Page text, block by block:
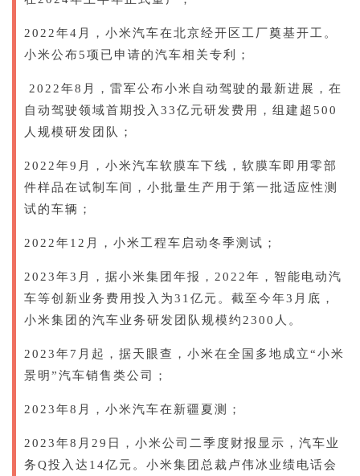
2022年4月，小米汽车在北京经开区工厂奠基开工。
小米公布5项已申请的汽车相关专利；
2022年8月，雷军公布小米自动驾驶的最新进展，在
自动驾驶领域首期投入33亿元研发费用，组建超500
人规模研发团队；
2022年9月，小米汽车软膜车下线，软膜车即用零部
件样品在试制车间，小批量生产用于第一批适应性测
试的车辆；
2022年12月，小米工程车启动冬季测试；
2023年3月，据小米集团年报，2022年，智能电动汽
车等创新业务费用投入为31亿元。截至今年3月底，
小米集团的汽车业务研发团队规模约2300人。
2023年7月起，据天眼查，小米在全国多地成立“小米
景明”汽车销售类公司；
2023年8月，小米汽车在新疆夏测；
2023年8月29日，小米公司二季度财报显示，汽车业
务Q投入达14亿元。小米集团总裁卢伟冰业绩电话会